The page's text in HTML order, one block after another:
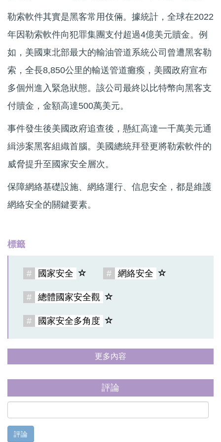
勒索軟件其實是黑客常用伎倆。據統計，全球在2022
年因勒索軟件向犯罪集團支付超過4億美元贖金。例
如，美國東北部最大的輸油管道系統公司曾遭黑客勒
索，全長8,850公里的輸送管道癱瘓，美國政府宣布
多個州進入緊急狀態。該公司最終以比特幣向黑客支
付贖金，金額高達500萬美元。
事件發生後美國政府追查後，懸紅高達一千萬美元通
緝涉案黑客組織首腦。美國總統拜登更將勒索軟件的
威脅提升至國家安全層次。
保障網絡基礎設施、網絡運行、信息安全，都是維護
網絡安全的關鍵要素。
標籤
# 國家安全 # 網絡安全
# 總體國家安全觀
# 國家安全多角度
更多內容
評論
評論